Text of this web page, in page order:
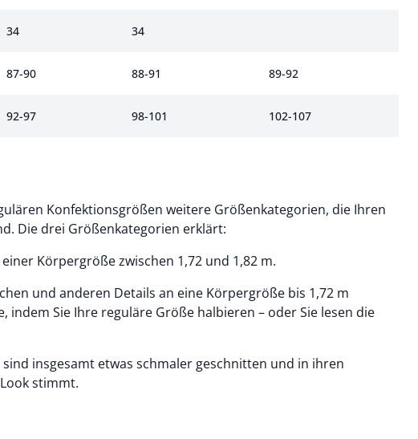
34 34
87-90 88-91 89-92
92-97 98-101 102-107
Konfektionsgrößen weitere Größenkategorien, die Ihren
Die drei Größenkategorien erklärt:
Körpergröße zwischen 1,72 und 1,82 m.
und anderen Details an eine Körpergröße bis 1,72 m
Sie Ihre reguläre Größe halbieren – oder Sie lesen die
insgesamt etwas schmaler geschnitten und in ihren
stimmt.